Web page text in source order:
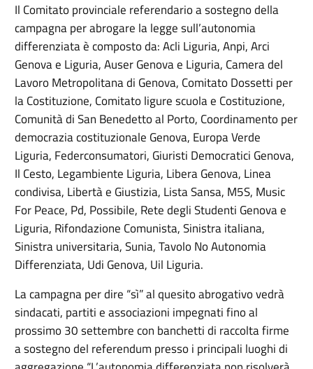
Il Comitato provinciale referendario a sostegno della
campagna per abrogare la legge sull’autonomia
differenziata è composto da: Acli Liguria, Anpi, Arci
Genova e Liguria, Auser Genova e Liguria, Camera del
Lavoro Metropolitana di Genova, Comitato Dossetti per
la Costituzione, Comitato ligure scuola e Costituzione,
Comunità di San Benedetto al Porto, Coordinamento per
democrazia costituzionale Genova, Europa Verde
Liguria, Federconsumatori, Giuristi Democratici Genova,
Il Cesto, Legambiente Liguria, Libera Genova, Linea
condivisa, Libertà e Giustizia, Lista Sansa, M5S, Music
For Peace, Pd, Possibile, Rete degli Studenti Genova e
Liguria, Rifondazione Comunista, Sinistra italiana,
Sinistra universitaria, Sunia, Tavolo No Autonomia
Differenziata, Udi Genova, Uil Liguria.
La campagna per dire “sì” al quesito abrogativo vedrà
sindacati, partiti e associazioni impegnati fino al
prossimo 30 settembre con banchetti di raccolta firme
a sostegno del referendum presso i principali luoghi di